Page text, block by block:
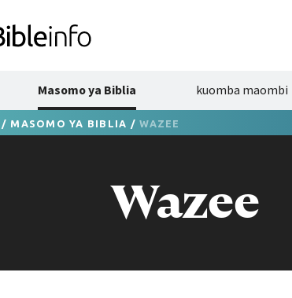
Masomo ya Biblia kuomba maombi
/ MASOMO YA BIBLIA /WAZEE
Wazee